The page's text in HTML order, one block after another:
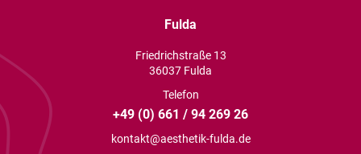
Fulda
Friedrichstraße 13
36037 Fulda
Telefon
+49 (0) 661 / 94 269 26
kontakt@aesthetik-fulda.de